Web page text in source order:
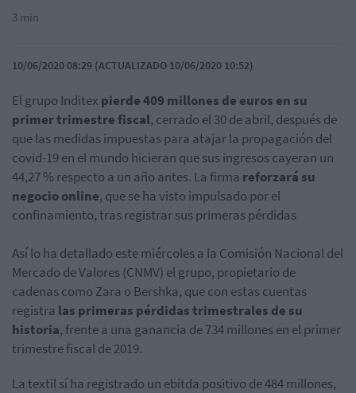
3 min
10/06/2020 08:29 (ACTUALIZADO 10/06/2020 10:52)
El grupo Inditex pierde 409 millones de euros en su
primer trimestre fiscal, cerrado el 30 de abril, después de
que las medidas impuestas para atajar la propagación del
covid-19 en el mundo hicieran que sus ingresos cayeran un
44,27 % respecto a un año antes. La firma reforzará su
negocio online, que se ha visto impulsado por el
confinamiento, tras registrar sus primeras pérdidas
Así lo ha detallado este miércoles a la Comisión Nacional del
Mercado de Valores (CNMV) el grupo, propietario de
cadenas como Zara o Bershka, que con estas cuentas
registra las primeras pérdidas trimestrales de su
historia, frente a una ganancia de 734 millones en el primer
trimestre fiscal de 2019.
La textil sí ha registrado un ebitda positivo de 484 millones,